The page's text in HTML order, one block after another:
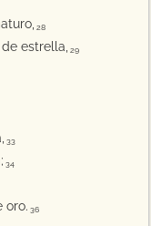
28
estrella, 29
33
34
oro. 36